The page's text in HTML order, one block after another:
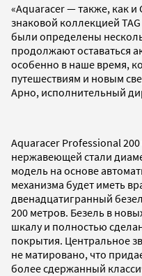
«Aquaracer — также, как и
знаковой коллекцией
были определены
продолжают оставаться
особенно в наше время,
путешествиям и новым
Арно, исполнительный
Aquaracer Professional 200
нержавеющей стали
модель на основе
механизма будет иметь
двенадцатигранный
200 метров. Безель в
шкалу и полностью
покрытия. Центральное
не матировано, что
более сдержанный